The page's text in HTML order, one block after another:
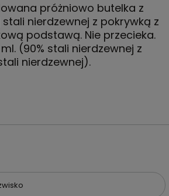
próżniowo butelka z
nierdzewnej z pokrywką z
podstawą. Nie przecieka.
(90% stali nierdzewnej z
nierdzewnej).